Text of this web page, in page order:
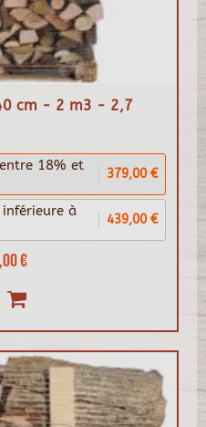
cm - 2 m3 - 2,7
€
18% et
379,00 €
à
439,00 €